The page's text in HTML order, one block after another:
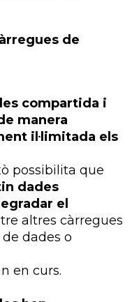
de
compartida i
manera
il·limitada els
possibilita que
dades
el
altres càrregues
dades o
en curs.